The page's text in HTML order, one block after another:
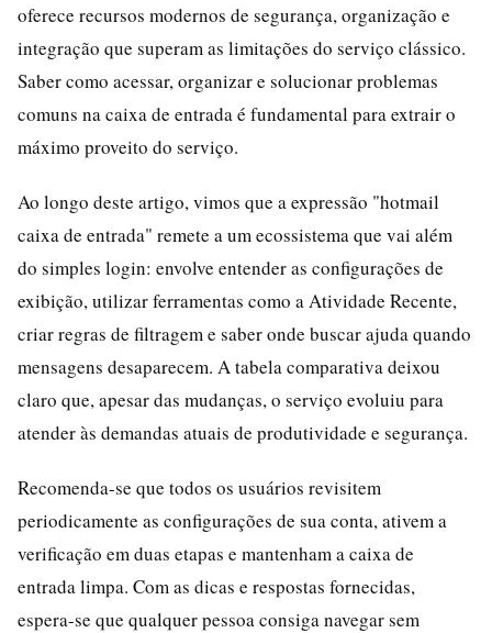
oferece recursos modernos de segurança, organização e
integração que superam as limitações do serviço clássico.
Saber como acessar, organizar e solucionar problemas
comuns na caixa de entrada é fundamental para extrair o
máximo proveito do serviço.
Ao longo deste artigo, vimos que a expressão "hotmail
caixa de entrada" remete a um ecossistema que vai além
do simples login: envolve entender as configurações de
exibição, utilizar ferramentas como a Atividade Recente,
criar regras de filtragem e saber onde buscar ajuda quando
mensagens desaparecem. A tabela comparativa deixou
claro que, apesar das mudanças, o serviço evoluiu para
atender às demandas atuais de produtividade e segurança.
Recomenda-se que todos os usuários revisitem
periodicamente as configurações de sua conta, ativem a
verificação em duas etapas e mantenham a caixa de
entrada limpa. Com as dicas e respostas fornecidas,
espera-se que qualquer pessoa consiga navegar sem